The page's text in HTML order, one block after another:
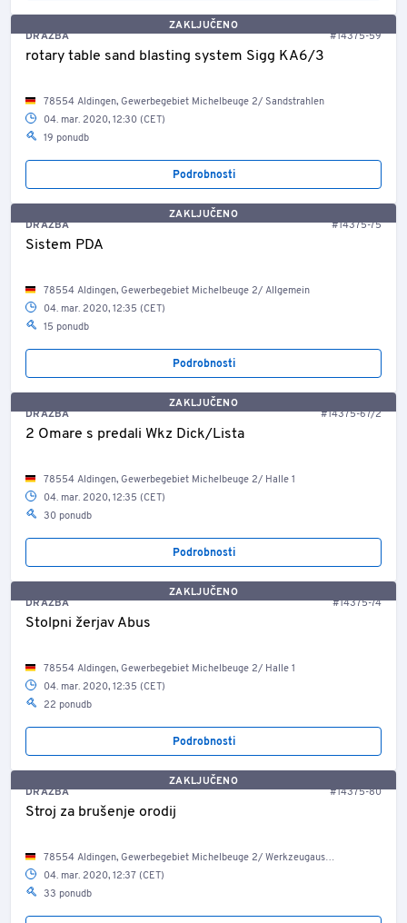
ZAKLJUČENO
DRAŽBA
#14375-59
rotary table sand blasting system Sigg KA6/3
78554 Aldingen, Gewerbegebiet Michelbeuge 2/ Sandstrahlen
04. mar. 2020, 12:30 (CET)
19 ponudb
Podrobnosti
ZAKLJUČENO
DRAŽBA
#14375-75
Sistem PDA
78554 Aldingen, Gewerbegebiet Michelbeuge 2/ Allgemein
04. mar. 2020, 12:35 (CET)
15 ponudb
Podrobnosti
ZAKLJUČENO
DRAŽBA
#14375-67/2
2 Omare s predali Wkz Dick/Lista
78554 Aldingen, Gewerbegebiet Michelbeuge 2/ Halle 1
04. mar. 2020, 12:35 (CET)
30 ponudb
Podrobnosti
ZAKLJUČENO
DRAŽBA
#14375-74
Stolpni žerjav Abus
78554 Aldingen, Gewerbegebiet Michelbeuge 2/ Halle 1
04. mar. 2020, 12:35 (CET)
22 ponudb
Podrobnosti
ZAKLJUČENO
DRAŽBA
#14375-80
Stroj za brušenje orodij
78554 Aldingen, Gewerbegebiet Michelbeuge 2/ Werkzeugausgabe
04. mar. 2020, 12:37 (CET)
33 ponudb